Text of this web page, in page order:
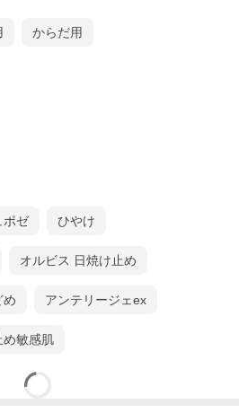
からだ用
ポゼ ひやけ
オルビス 日焼け止め
め アンテリージェex
め敏感肌